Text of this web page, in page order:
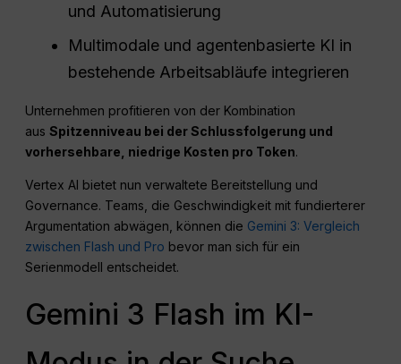
und Automatisierung
Multimodale und agentenbasierte KI in
bestehende Arbeitsabläufe integrieren
Unternehmen profitieren von der Kombination
ausSpitzenniveau bei der Schlussfolgerung und
vorhersehbare, niedrige Kosten pro Token.
Vertex AI bietet nun verwaltete Bereitstellung und
Governance. Teams, die Geschwindigkeit mit fundierterer
Argumentation abwägen, können die Gemini 3: Vergleich
zwischen Flash und Pro bevor man sich für ein
Serienmodell entscheidet.
Gemini 3 Flash im KI-